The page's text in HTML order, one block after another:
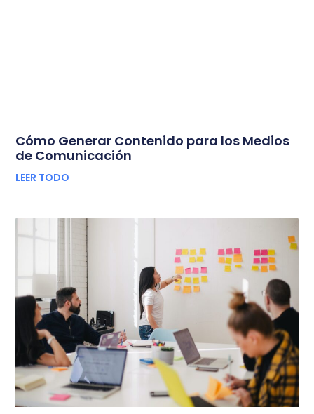
Cómo Generar Contenido para los Medios
de Comunicación
LEER TODO